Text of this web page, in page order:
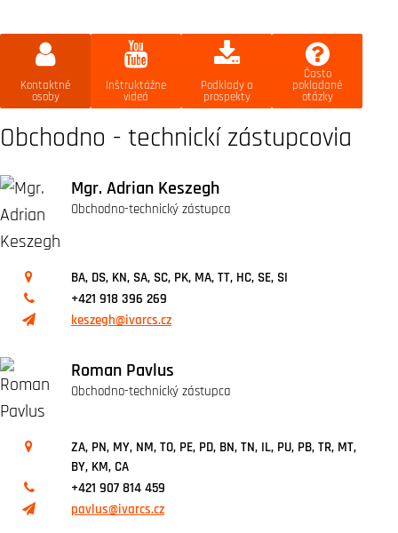
Kontaktné
osoby
Inštruktážne
videá
Podklady a
prospekty
Často
pokladané
otázky
Obchodno - technickí zástupcovia
Mgr. Adrian Keszegh
Obchodno-technický zástupca
BA, DS, KN, SA, SC, PK, MA, TT, HC, SE, SI
+421 918 396 269
keszegh@ivarcs.cz
Roman Pavlus
Obchodno-technický zástupca
ZA, PN, MY, NM, TO, PE, PD, BN, TN, IL, PU, PB, TR, MT,
BY, KM, CA
+421 907 814 459
pavlus@ivarcs.cz